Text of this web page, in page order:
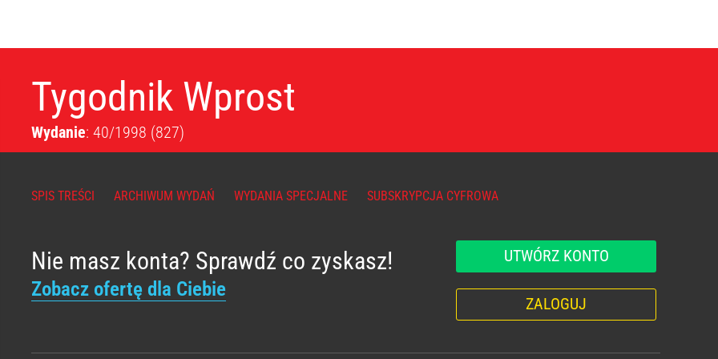
Tygodnik Wprost
Wydanie: 40/1998 (827)
SPIS TREŚCI ARCHIWUM WYDAŃ WYDANIA SPECJALNE SUBSKRYPCJA CYFROWA
Nie masz konta? Sprawdź co zyskasz!
Zobacz ofertę dla Ciebie
UTWÓRZ KONTO
ZALOGUJ